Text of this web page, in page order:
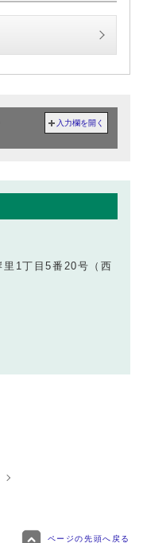
入力欄を開く
1丁目5番20号（西
ページの先頭へ戻る